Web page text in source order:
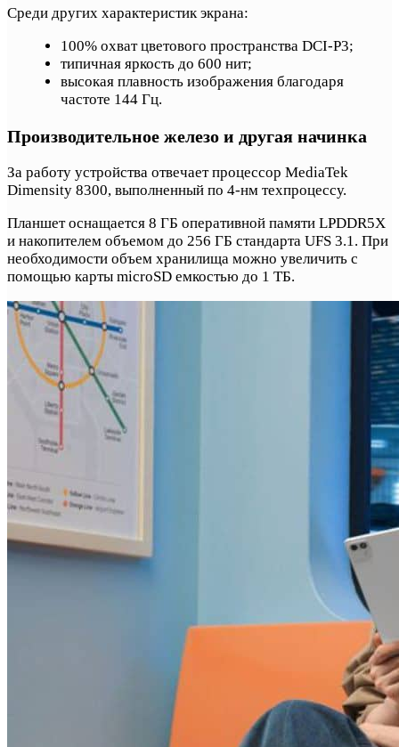
Среди других характеристик экрана:
100% охват цветового пространства DCI-P3;
типичная яркость до 600 нит;
высокая плавность изображения благодаря
частоте 144 Гц.
Производительное железо и другая начинка
За работу устройства отвечает процессор MediaTek
Dimensity 8300, выполненный по 4-нм техпроцессу.
Планшет оснащается 8 ГБ оперативной памяти LPDDR5X
и накопителем объемом до 256 ГБ стандарта UFS 3.1. При
необходимости объем хранилища можно увеличить с
помощью карты microSD емкостью до 1 ТБ.